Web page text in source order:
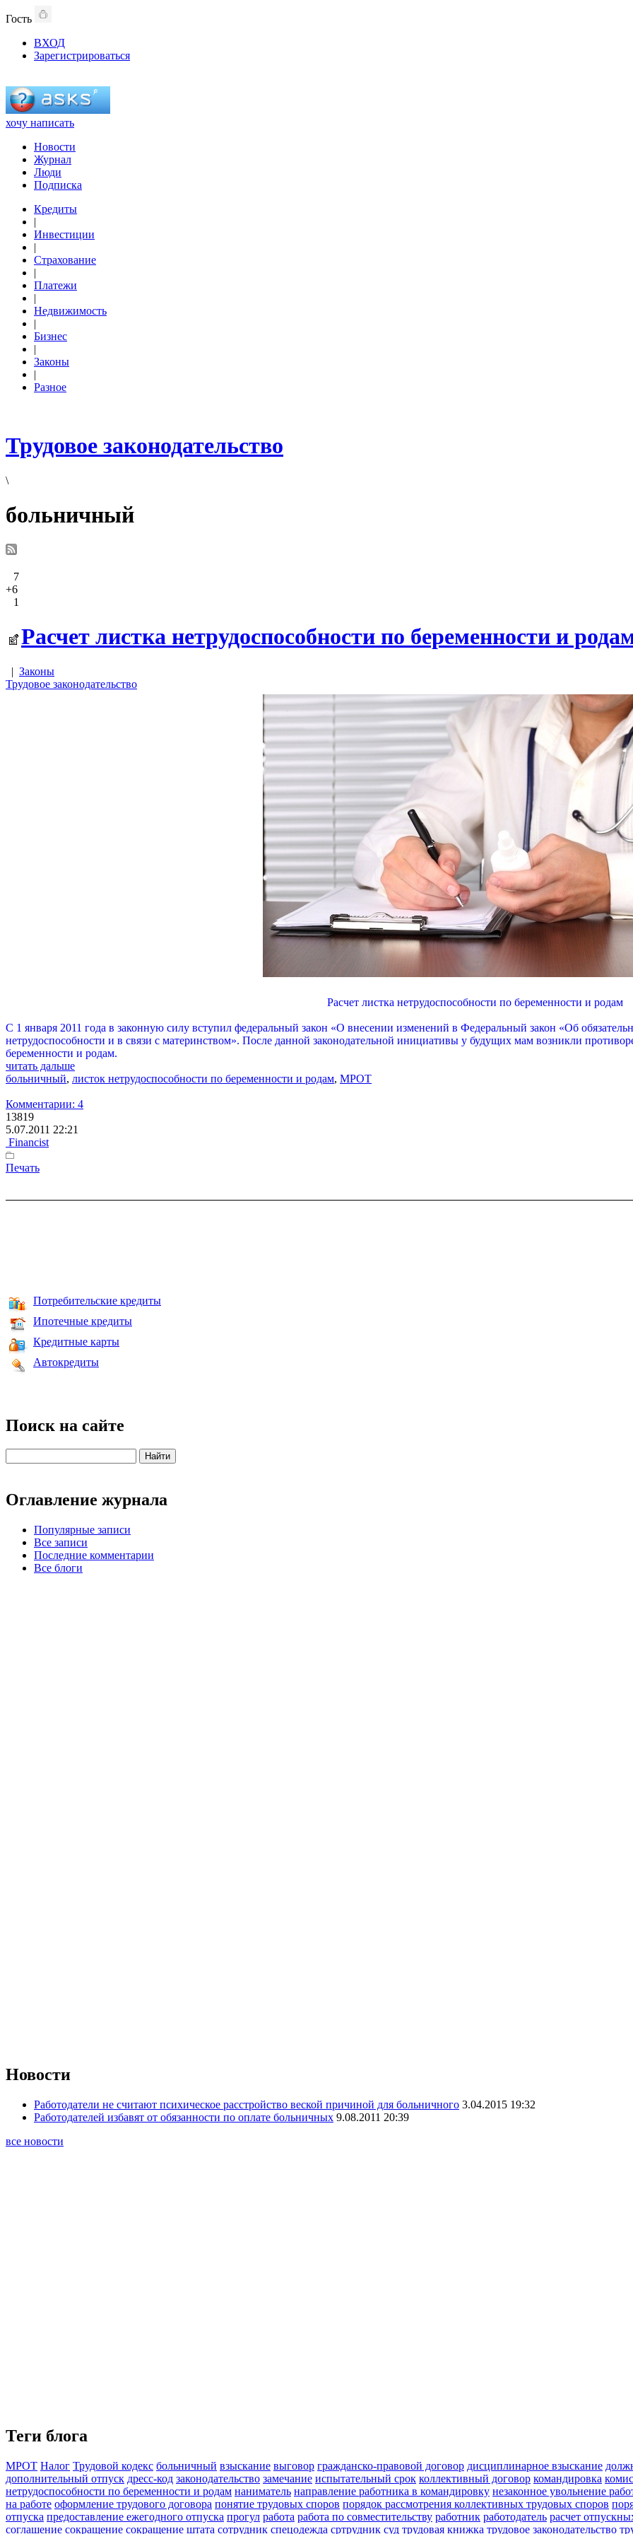
Гость
ВХОД
Зарегистрироваться
хочу написать
Новости
Журнал
Люди
Подписка
Кредиты
|
Инвестиции
|
Страхование
|
Платежи
|
Недвижимость
|
Бизнес
|
Законы
|
Разное
Трудовое законодательство
\
больничный
7
+6
1
Расчет листка нетрудоспособности по беременности и
| Законы
Трудовое законодательство
Расчет листка нетрудоспособности по беременности и родам
С 1 января 2011 года в законную силу вступил федеральный закон «О внесении изменений в Федеральный закон «Об
нетрудоспособности и в связи с материнством». После данной законодательной инициативы у будущих мам возникли
беременности и родам.
читать дальше
больничный, листок нетрудоспособности по беременности и родам, МРОТ
Комментарии: 4
13819
5.07.2011 22:21
Financist
Печать
Потребительские кредиты
Ипотечные кредиты
Кредитные карты
Автокредиты
Поиск на сайте
Оглавление журнала
Популярные записи
Все записи
Последние комментарии
Все блоги
Новости
Работодатели не считают психическое расстройство веской причиной для больничного 3.04.2015 19:32
Работодателей избавят от обязанности по оплате больничных 9.08.2011 20:39
все новости
Теги блога
МРОТ Налог Трудовой кодекс больничный взыскание выговор гражданско-правовой договор дисциплинарное взыскание
дополнительный отпуск дресс-код законодательство замечание испытательный срок коллективный договор командировка
нетрудоспособности по беременности и родам наниматель направление работника в командировку незаконное увольнение
на работе оформление трудового договора понятие трудовых споров порядок рассмотрения коллективных трудовых споров
отпуска предоставление ежегодного отпуска прогул работа работа по совместительству работник работодатель расчет
соглашение сокращение сокращение штата сотрудник спецодежда сртрудник суд трудовая книжка трудовое законодательство